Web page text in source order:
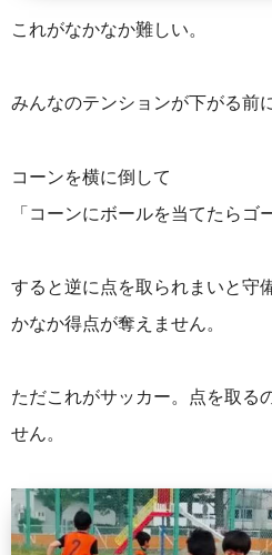
これがなかなか難しい。
みんなのテンションが下がる前
コーンを横に倒して
「コーンにボールを当てたらゴ
すると逆に点を取られまいと守
かなか得点が奪えません。
ただこれがサッカー。点を取る
せん。